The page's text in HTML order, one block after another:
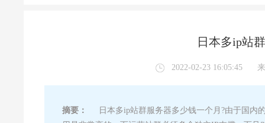
日本多ip站
2022-02-23 16:05:45
摘要：
日本多ip站群服务器多少钱一个月?由于国内